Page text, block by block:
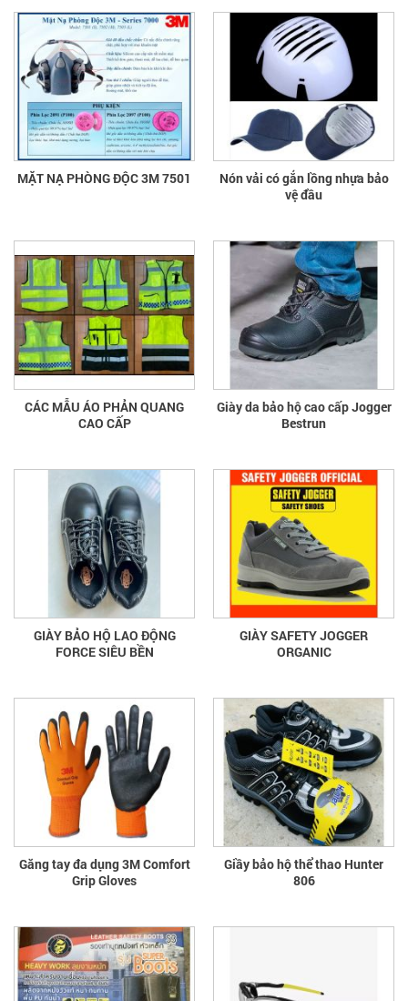
MẶT NẠ PHÒNG ĐỘC 3M 7501
Nón vải có gắn lồng nhựa bảo
vệ đầu
CÁC MẪU ÁO PHẢN QUANG
CAO CẤP
Giày da bảo hộ cao cấp Jogger
Bestrun
GIÀY BẢO HỘ LAO ĐỘNG
FORCE SIÊU BỀN
GIÀY SAFETY JOGGER
ORGANIC
Găng tay đa dụng 3M Comfort
Grip Gloves
Giầy bảo hộ thể thao Hunter
806